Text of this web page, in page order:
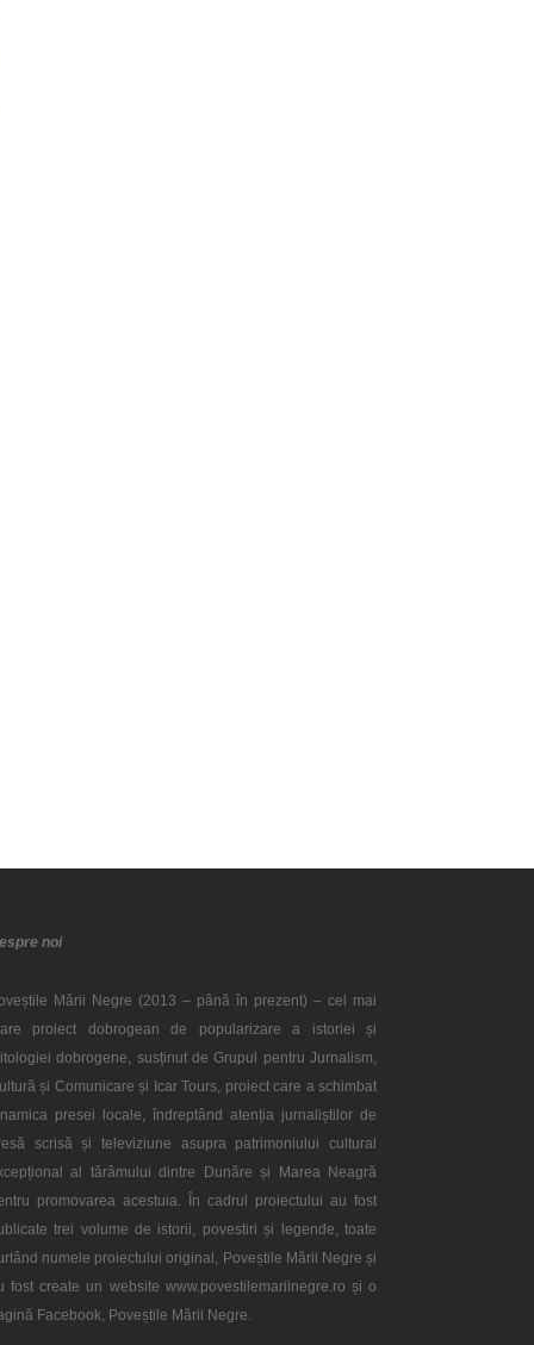
noi
Mării Negre (2013 – până în prezent) – cel mai
proiect dobrogean de popularizare a istoriei și
dobrogene, susținut de Grupul pentru Jurnalism,
și Comunicare și Icar Tours, proiect care a schimbat
presei locale, îndreptând atenția jurnaliștilor de
scrisă și televiziune asupra patrimoniului cultural
al tărâmului dintre Dunăre și Marea Neagră
promovarea acestuia. În cadrul proiectului au fost
trei volume de istorii, povestiri și legende, toate
numele proiectului original, Poveștile Mării Negre și
fost create un website www.povestilemariinegre.ro și o
Facebook, Poveștile Mării Negre.